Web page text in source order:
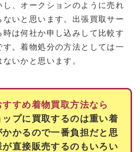
、オークションのように売れ
ないと思います。出張買取サー
時は何社か申し込みして比較す
す。着物処分の方法としては一
いかと思います。
すめ着物買取方法なら
ップに買取するのは重い着
かるので一番負担だと思
直接販売するのもいろい